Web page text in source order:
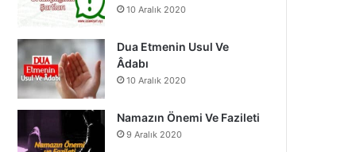
10 Aralık 2020
Dua Etmenin Usul Ve
Âdabı
10 Aralık 2020
Namazın Önemi Ve Fazileti
9 Aralık 2020